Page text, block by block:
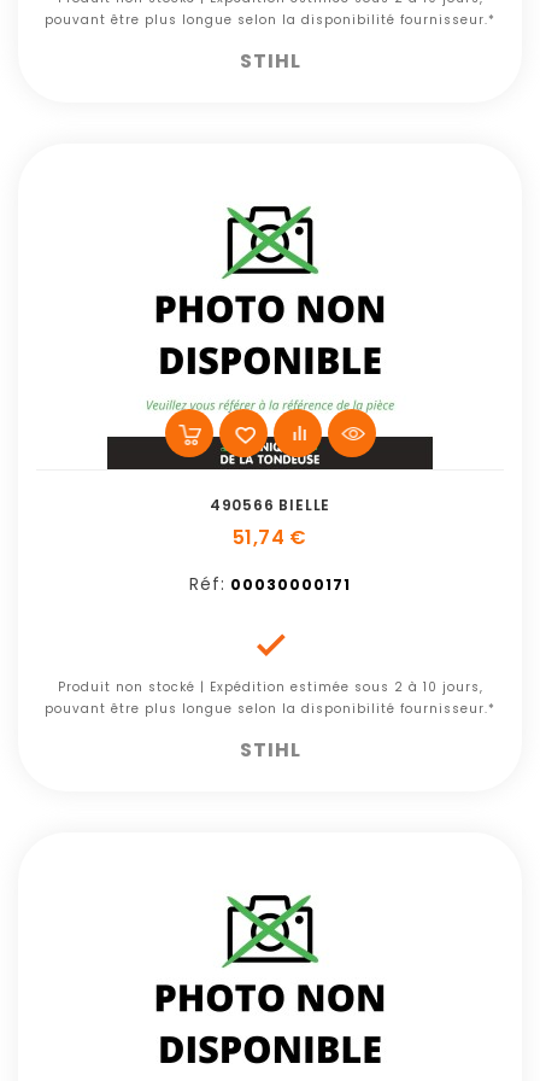
pouvant être plus longue selon la disponibilité fournisseur.*
STIHL
490566 BIELLE
51,74 €
Réf: 00030000171

Produit non stocké | Expédition estimée sous 2 à 10 jours,
pouvant être plus longue selon la disponibilité fournisseur.*
STIHL